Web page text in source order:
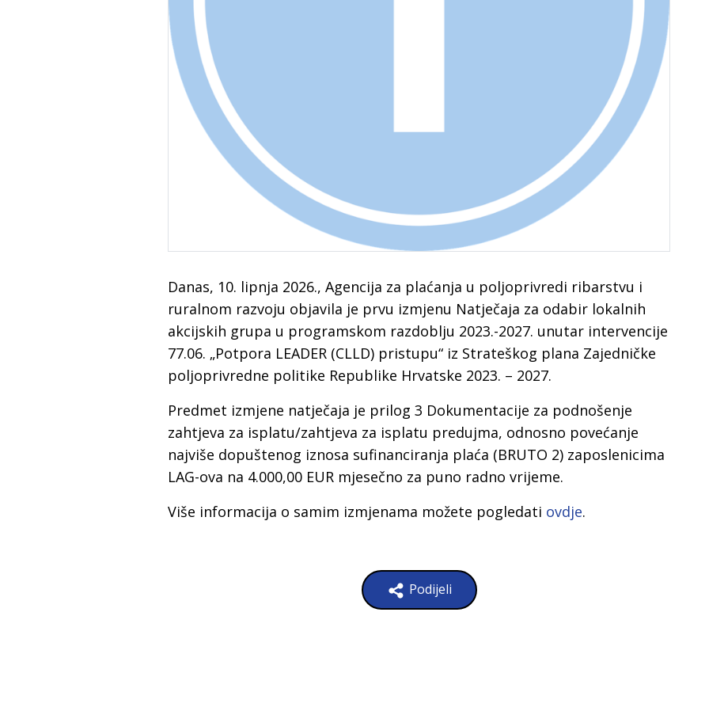
Danas, 10. lipnja 2026., Agencija za plaćanja u poljoprivredi ribarstvu i
ruralnom razvoju objavila je prvu izmjenu Natječaja za odabir lokalnih
akcijskih grupa u programskom razdoblju 2023.-2027. unutar intervencije
77.06. „Potpora LEADER (CLLD) pristupu“ iz Strateškog plana Zajedničke
poljoprivredne politike Republike Hrvatske 2023. – 2027.
Predmet izmjene natječaja je prilog 3 Dokumentacije za podnošenje
zahtjeva za isplatu/zahtjeva za isplatu predujma, odnosno povećanje
najviše dopuštenog iznosa sufinanciranja plaća (BRUTO 2) zaposlenicima
LAG-ova na 4.000,00 EUR mjesečno za puno radno vrijeme.
Više informacija o samim izmjenama možete pogledati ovdje.
Podijeli